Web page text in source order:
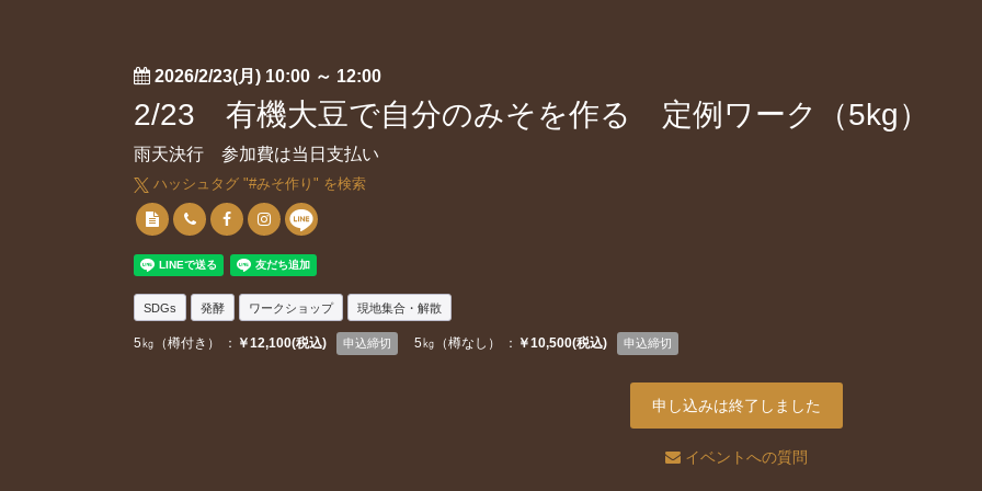
2026/2/23(月) 10:00 ～ 12:00
2/23 有機大豆で自分のみそを作る 定例ワーク（5kg）
雨天決行 参加費は当日支払い
ハッシュタグ "#みそ作り " を検索
SDGs 発酵 ワークショップ 現地集合・解散
5㎏（樽付き） ： ￥12,100(税込) 申込締切 5㎏（樽なし） ： ￥10,500(税込) 申込締切
申し込みは終了しました
イベントへの質問